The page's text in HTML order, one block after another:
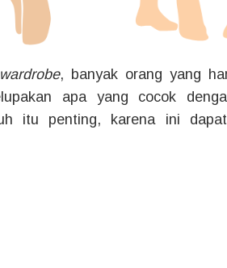
, banyak orang yang
apa yang cocok
itu penting, karena ini